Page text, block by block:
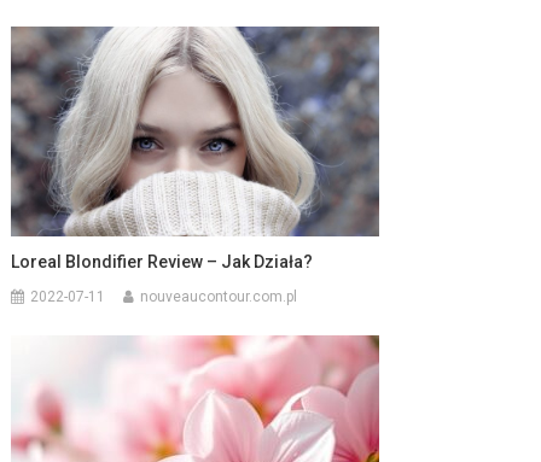
Loreal Blondifier Review – Jak Działa?
2022-07-11 nouveaucontour.com.pl